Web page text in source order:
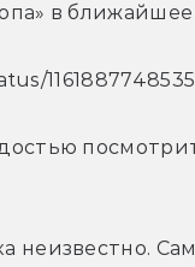
в
неизвестно.